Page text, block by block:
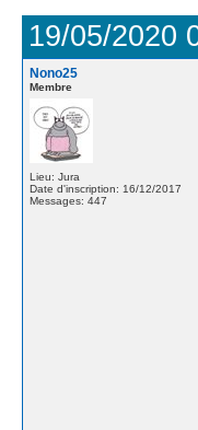
19/05/2020
Nono25
Membre
Lieu: Jura
Date d'inscription: 16/12/2017
Messages: 447